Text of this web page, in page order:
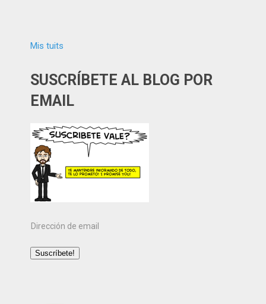
Mis tuits
SUSCRÍBETE AL BLOG POR
EMAIL
Dirección
email
Suscríbete!